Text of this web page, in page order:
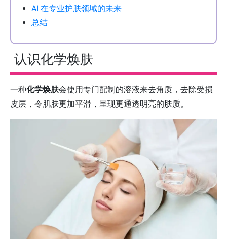
AI 在专业护肤领域的未来
总结
认识化学焕肤
一种化学焕肤会使用专门配制的溶液来去角质，去除受损
皮层，令肌肤更加平滑，呈现更通透明亮的肤质。